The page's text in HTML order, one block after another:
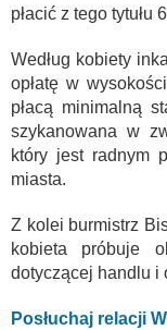
płacić z tego tytułu
Według kobiety
opłatę w
płacą minimalną
szykanowana w
który jest radnym
miasta.
Z kolei burmistrz
kobieta próbuje
dotyczącej handlu i
Posłuchaj relacji